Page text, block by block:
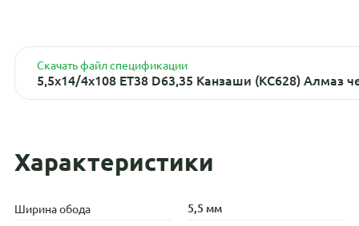
Скачать файл спецификации
5,5x14/4x108 ET38 D63,35 Канзаши (КС628) Алмаз
Характеристики
Ширина обода 5,5 мм